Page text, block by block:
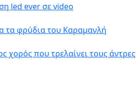
led ever σε video
τα φρύδια του Καραμανλή
χορός που τρελαίνει τους άντρες